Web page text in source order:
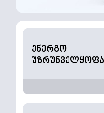
ენერგო
უზრუნველყოფა